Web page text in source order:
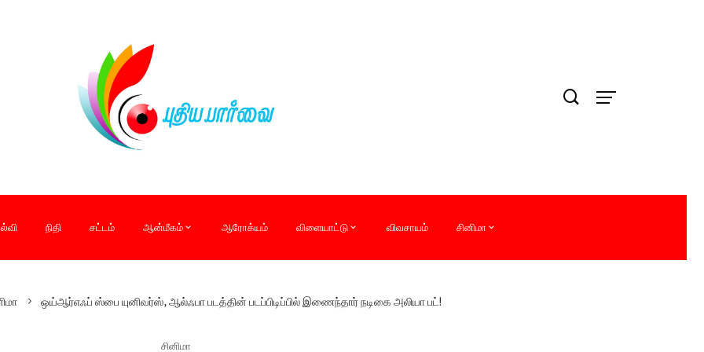
நிதி சட்டம் ஆன்மீகம் ஆரோக்யம் விளையாட்டு விவசாயம் சினிமா
ஒய்ஆர்எஃப் ஸ்பை யுனிவர்ஸ், ஆல்ஃபா படத்தின் படப்பிடிப்பில் இணைந்தார் நடிகை அலியா பட்!
சினிமா